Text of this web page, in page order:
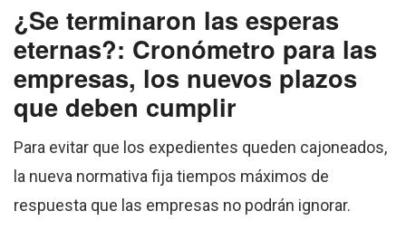
¿Se terminaron las esperas
eternas?: Cronómetro para las
empresas, los nuevos plazos
que deben cumplir
Para evitar que los expedientes queden cajoneados,
la nueva normativa fija tiempos máximos de
respuesta que las empresas no podrán ignorar.